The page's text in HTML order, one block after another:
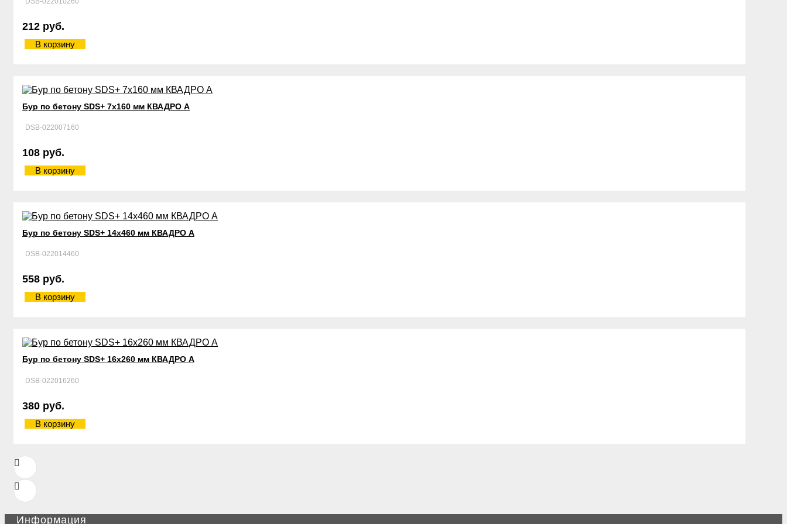
212 руб.
В корзину
Бур по бетону SDS+ 7х160 мм КВАДРО А
DSB-022007160
108 руб.
В корзину
Бур по бетону SDS+ 14х460 мм КВАДРО А
DSB-022014460
558 руб.
В корзину
Бур по бетону SDS+ 16х260 мм КВАДРО А
DSB-022016260
380 руб.
В корзину
Информация